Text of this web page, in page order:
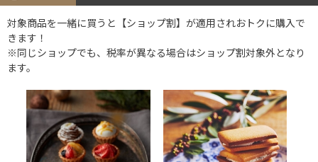
対象商品を一緒に買うと【ショップ割】が適用されおトクに購入で
きます！
※同じショップでも、税率が異なる場合はショップ割対象外となり
ます。